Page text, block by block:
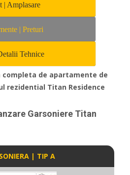
| Amplasare
| Preturi
Tehnice
de apartamente de
rezidential Titan Residence
Garsoniere Titan
| TIP A